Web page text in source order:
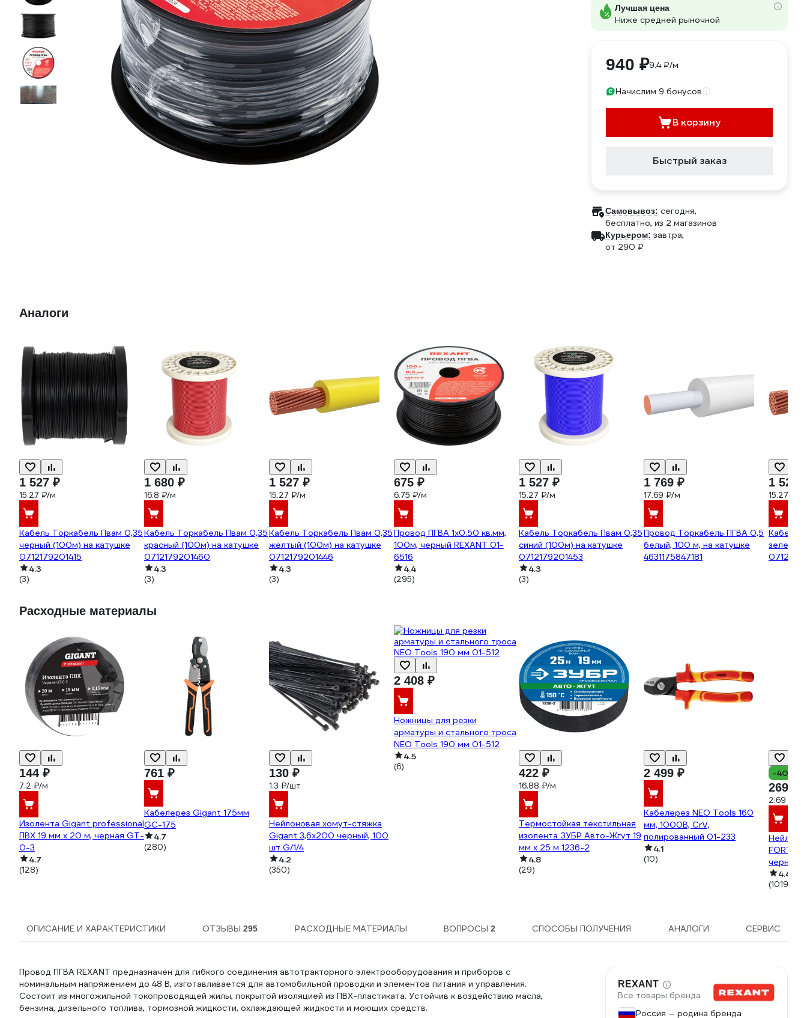
Лучшая цена
Ниже средней рыночной
940 ₽9.4 ₽/м
Начислим 9 бонусов
В корзину
Быстрый заказ
Самовывоз: сегодня,
бесплатно, из 2 магазинов
Курьером: завтра,
от 290 ₽
Аналоги
1 527 ₽
15.27 ₽/м
Кабель Торкабель Пвам 0,35
черный (100м) на катушке
0712179201415
4.3
(3)
1 680 ₽
16.8 ₽/м
Кабель Торкабель Пвам 0,35
красный (100м) на катушке
0712179201460
4.3
(3)
1 527 ₽
15.27 ₽/м
Кабель Торкабель Пвам 0,35
желтый (100м) на катушке
0712179201446
4.3
(3)
675 ₽
6.75 ₽/м
Провод ПГВА 1х0.50 кв.мм,
100м, черный REXANT 01-
6516
4.4
(295)
1 527 ₽
15.27 ₽/м
Кабель Торкабель Пвам 0,35
синий (100м) на катушке
0712179201453
4.3
(3)
1 769 ₽
17.69 ₽/м
Провод Торкабель ПГВА 0,5
белый, 100 м, на катушке
4631175847181
1 527
15.27 ₽/м
Кабель
зеленый
Расходные материалы
144 ₽
7.2 ₽/м
Изолента Gigant professional
ПВХ 19 мм х 20 м, черная GT-
0-3
4.7
(128)
761 ₽
Кабелерез Gigant 175мм
GC-175
4.7
(280)
130 ₽
1.3 ₽/шт
Нейлоновая хомут-стяжка
Gigant 3,6х200 черный, 100
шт G/1/4
4.2
(350)
2 408 ₽
Ножницы для резки
арматуры и стального троса
NEO Tools 190 мм 01-512
4.5
(6) 422 ₽
16.88 ₽/м
Термостойкая текстильная
изолента ЗУБР Авто-Жгут 19
мм х 25 м 1236-2
4.8
(29)
2 499 ₽
Кабелерез NEO Tools 160
мм, 1000В, CrV,
полированный 01-233
4.1
(10)
-40%
269 ₽
2.69 ₽/
черный
4.4
(1019)
ОПИСАНИЕ И ХАРАКТЕРИСТИКИ ОТЗЫВЫ295 РАСХОДНЫЕ МАТЕРИАЛЫ ВОПРОСЫ 2 СПОСОБЫ ПОЛУЧЕНИЯ АНАЛОГИ СЕРВИС
Провод ПГВА REXANT предназначен для гибкого соединения автотракторного электрооборудования и приборов с
номинальным напряжением до 48 В, изготавливается для автомобильной проводки и элементов питания и управления.
Состоит из многожильной токопроводящей жилы, покрытой изоляцией из ПВХ-пластиката. Устойчив к воздействию масла,
бензина, дизельного топлива, тормозной жидкости, охлаждающей жидкости и моющих средств.
REXANT
Все товары бренда
Россия — родина бренда